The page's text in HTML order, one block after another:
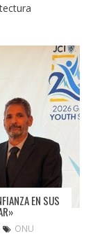
EN SUS
ONU